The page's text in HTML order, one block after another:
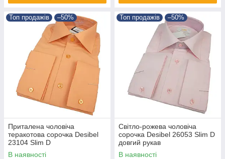
Топ продажів –50%
Приталена чоловіча
теракотова сорочка Desibel
23104 Slim D
В наявності
Топ продажів –50%
Світло-рожева чоловіча
сорочка Desibel 26053 Slim D
довгий рукав
В наявності